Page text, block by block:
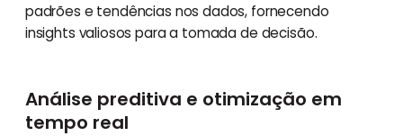
padrões e tendências nos dados, fornecendo
insights valiosos para a tomada de decisão.
Análise preditiva e otimização em
tempo real